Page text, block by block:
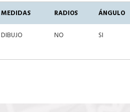
MEDIDAS RADIOS ÁNGULO
DIBUJO NO SI